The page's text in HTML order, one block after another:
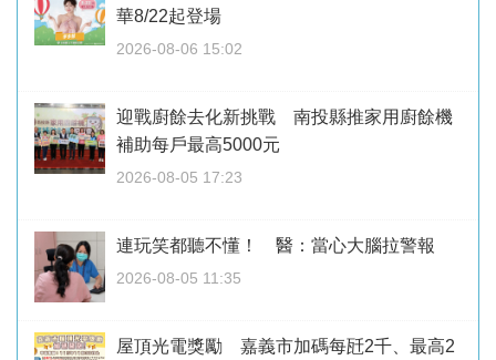
華8/22起登場
2026-08-06 15:02
迎戰廚餘去化新挑戰 南投縣推家用廚餘機
補助每戶最高5000元
2026-08-05 17:23
連玩笑都聽不懂！ 醫：當心大腦拉警報
2026-08-05 11:35
屋頂光電獎勵 嘉義市加碼每瓩2千、最高2